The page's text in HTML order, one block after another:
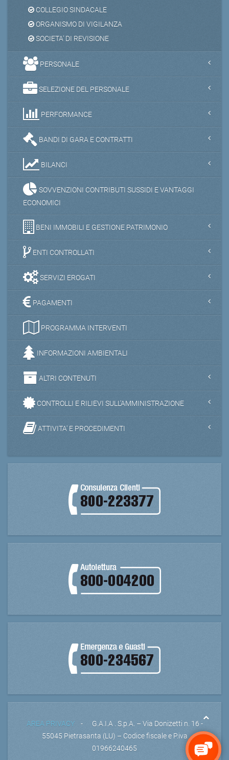
COLLEGIO SINDACALE
ORGANISMO DI VIGILANZA
SOCIETA' DI REVISIONE
PERSONALE
SELEZIONE DEL PERSONALE
PERFORMANCE
BANDI DI GARA E CONTRATTI
BILANCI
SOVVENZIONI CONTRIBUTI SUSSIDI E VANTAGGI
ECONOMICI
BENI IMMOBILI E GESTIONE PATRIMONIO
ENTI CONTROLLATI
SERVIZI EROGATI
PAGAMENTI
PROGRAMMA INTERVENTI
INFORMAZIONI AMBIENTALI
ALTRI CONTENUTI
CONTROLLI E RILIEVI SULL'AMMINISTRAZIONE
ATTIVITA' E PROCEDIMENTI
AREA PRIVACY- G.A.I.A . S.p.A. – Via Donizetti n. 16 -
55045 Pietrasanta (LU) – Codice fiscale e P.iva
01966240465